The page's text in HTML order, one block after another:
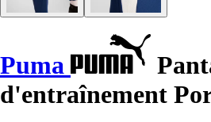
Puma
d'entraînement